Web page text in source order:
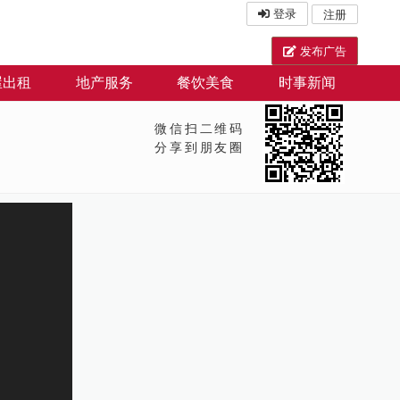
登录 注册
发布广告
租 地产服务 餐饮美食 时事新闻
微信扫二维码
分享到朋友圈